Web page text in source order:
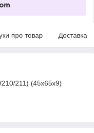
про товар Доставка
211) (45x65x9)